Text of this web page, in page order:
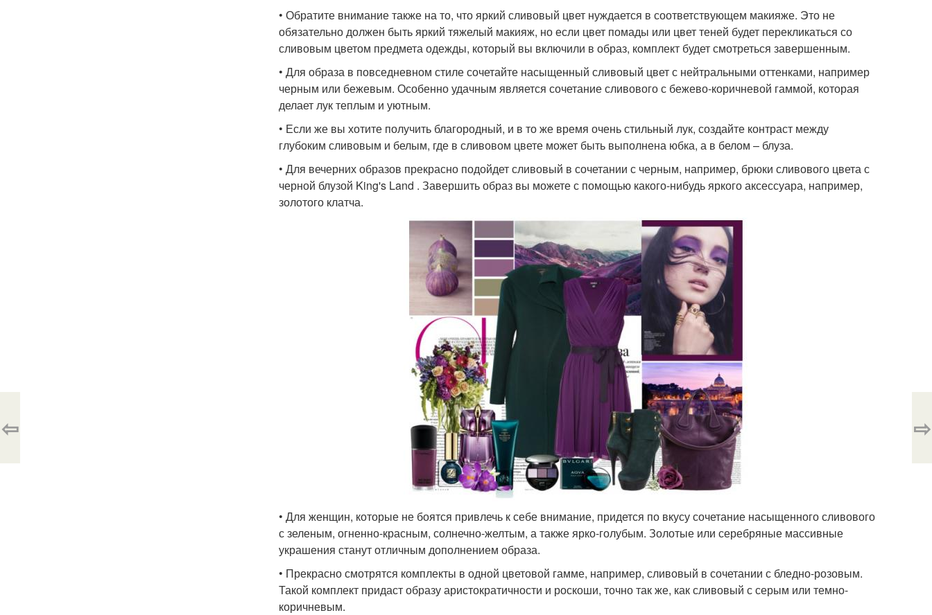
• Обратите внимание также на то, что яркий сливовый цвет нуждается в соответствующем макияже. Это не
обязательно должен быть яркий тяжелый макияж, но если цвет помады или цвет теней будет перекликаться со
сливовым цветом предмета одежды, который вы включили в образ, комплект будет смотреться завершенным.
• Для образа в повседневном стиле сочетайте насыщенный сливовый цвет с нейтральными оттенками, например
черным или бежевым. Особенно удачным является сочетание сливового с бежево-коричневой гаммой, которая
делает лук теплым и уютным.
• Если же вы хотите получить благородный, и в то же время очень стильный лук, создайте контраст между
глубоким сливовым и белым, где в сливовом цвете может быть выполнена юбка, а в белом – блуза.
• Для вечерних образов прекрасно подойдет сливовый в сочетании с черным, например, брюки сливового цвета с
черной блузой King's Land . Завершить образ вы можете с помощью какого-нибудь яркого аксессуара, например,
золотого клатча.
• Для женщин, которые не боятся привлечь к себе внимание, придется по вкусу сочетание насыщенного сливового
с зеленым, огненно-красным, солнечно-желтым, а также ярко-голубым. Золотые или серебряные массивные
украшения станут отличным дополнением образа.
• Прекрасно смотрятся комплекты в одной цветовой гамме, например, сливовый в сочетании с бледно-розовым.
Такой комплект придаст образу аристократичности и роскоши, точно так же, как сливовый с серым или темно-
коричневым.
⇦ ⇨